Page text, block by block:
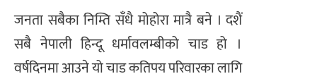
जनता सबैका निम्ति सँधै मोहोरा मात्रै बने । दशैं
सबै नेपाली हिन्दू धर्मावलम्बीको चाड हो ।
वर्षदिनमा आउने यो चाड कतिपय परिवारका लागि